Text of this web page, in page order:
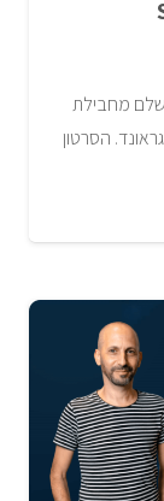
שלם מחבילת
הסרטון